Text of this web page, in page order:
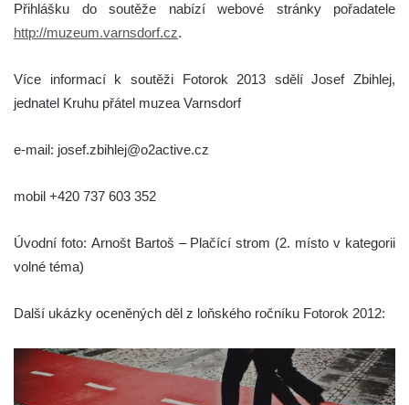
Přihlášku do soutěže nabízí webové stránky pořadatele
http://muzeum.varnsdorf.cz.
Více informací k soutěži Fotorok 2013 sdělí Josef Zbihlej,
jednatel Kruhu přátel muzea Varnsdorf
e-mail: josef.zbihlej@o2active.cz
mobil +420 737 603 352
Úvodní foto: Arnošt Bartoš – Plačící strom (2. místo v kategorii
volné téma)
Další ukázky oceněných děl z loňského ročníku Fotorok 2012: